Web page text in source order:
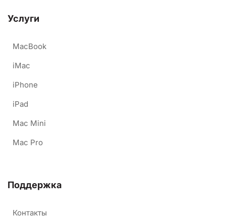
Услуги
MacBook
iMac
iPhone
iPad
Mac Mini
Mac Pro
Поддержка
Контакты